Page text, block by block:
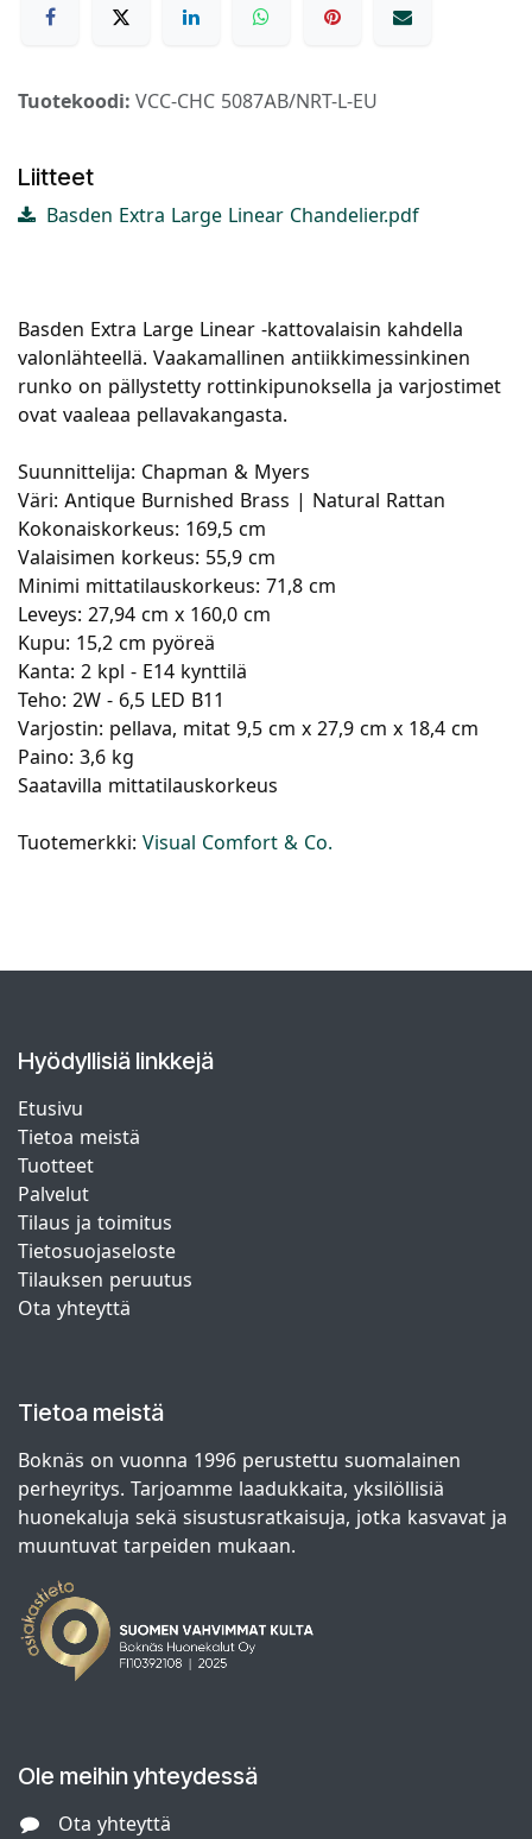
Tuotekoodi: VCC-CHC 5087AB/NRT-L-EU
Liitteet
Basden Extra Large Linear Chandelier.pdf
Basden Extra Large Linear -kattovalaisin kahdella
valonlähteellä. Vaakamallinen antiikkimessinkinen
runko on pällystetty rottinkipunoksella ja varjostimet
ovat vaaleaa pellavakangasta.
Suunnittelija: Chapman & Myers
Väri: Antique Burnished Brass | Natural Rattan
Kokonaiskorkeus: 169,5 cm
Valaisimen korkeus: 55,9 cm
Minimi mittatilauskorkeus: 71,8 cm
Leveys: 27,94 cm x 160,0 cm
Kupu: 15,2 cm pyöreä
Kanta: 2 kpl - E14 kynttilä
Teho: 2W - 6,5 LED B11
Varjostin: pellava, mitat 9,5 cm x 27,9 cm x 18,4 cm
Paino: 3,6 kg
Saatavilla mittatilauskorkeus
Tuotemerkki: Visual Comfort & Co.
Hyödyllisiä linkkejä
Etusivu
Tietoa meistä
Tuotteet
Palvelut
Tilaus ja toimitus
Tietosuojaseloste
Tilauksen peruutus
Ota yhteyttä
Tietoa meistä
Boknäs on vuonna 1996 perustettu suomalainen
perheyritys. Tarjoamme laadukkaita, yksilöllisiä
huonekaluja sekä sisustusratkaisuja, jotka kasvavat ja
muuntuvat tarpeiden mukaan.
Ole meihin yhteydessä
Ota yhteyttä